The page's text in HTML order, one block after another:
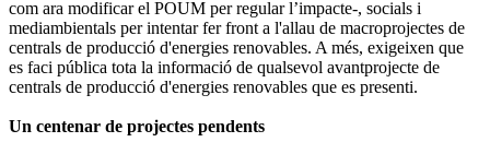
com ara modificar el POUM per regular l’impacte-, socials i
mediambientals per intentar fer front a l'allau de macroprojectes de
centrals de producció d'energies renovables. A més, exigeixen que
es faci pública tota la informació de qualsevol avantprojecte de
centrals de producció d'energies renovables que es presenti.
Un centenar de projectes pendents